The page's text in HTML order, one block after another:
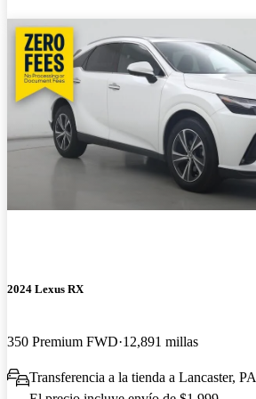
2024 Lexus RX
350 Premium FWD 12,891 millas
Transferencia a la tienda a Lancaster, PA